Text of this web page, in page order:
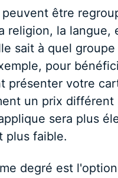
être
la langue,
sait à quel
pour
votre
un prix
sera plus
plus faible.
degré est